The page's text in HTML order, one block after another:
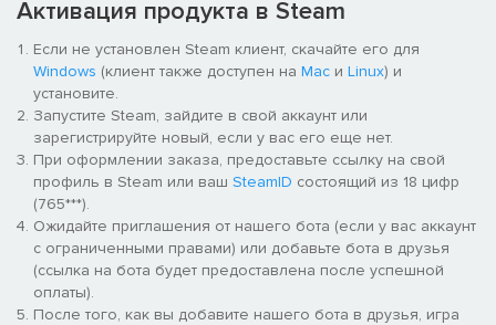
Активация продукта в Steam
Если не установлен Steam клиент, скачайте его для
Windows (клиент также доступен на Mac и Linux) и
установите.
Запустите Steam, зайдите в свой аккаунт или
зарегистрируйте новый, если у вас его еще нет.
При оформлении заказа, предоставьте ссылку на свой
профиль в Steam или ваш SteamID состоящий из 18 цифр
(765***).
Ожидайте приглашения от нашего бота (если у вас аккаунт
с ограниченными правами) или добавьте бота в друзья
(ссылка на бота будет предоставлена после успешной
оплаты).
После того, как вы добавите нашего бота в друзья, игра